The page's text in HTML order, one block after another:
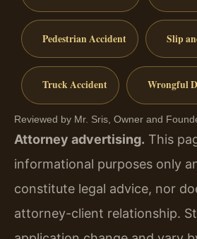
Pedestrian Accident Slip
Truck Accident Wrongful
Reviewed by Mr. Sris, Owner and
Attorney advertising. This
informational purposes only
constitute legal advice, nor
attorney-client relationship.